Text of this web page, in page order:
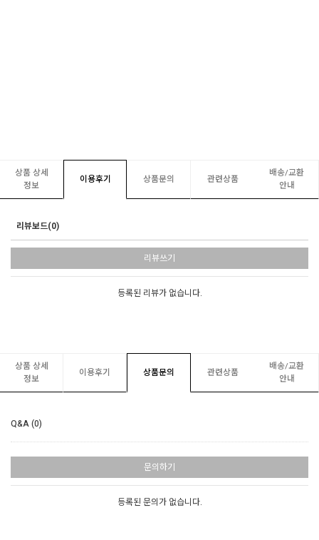
상품 상세
정보
이용후기 상품문의 관련상품
배송/교환
안내
리뷰보드(0)
리뷰쓰기
등록된 리뷰가 없습니다.
상품 상세
정보
이용후기 상품문의 관련상품
배송/교환
안내
Q&A (0)
문의하기
등록된 문의가 없습니다.